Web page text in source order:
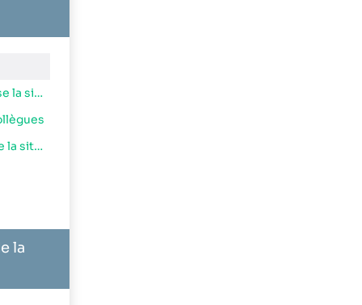
2. Les questions que pose la situation
4. Pistes de résolution de la situation
la